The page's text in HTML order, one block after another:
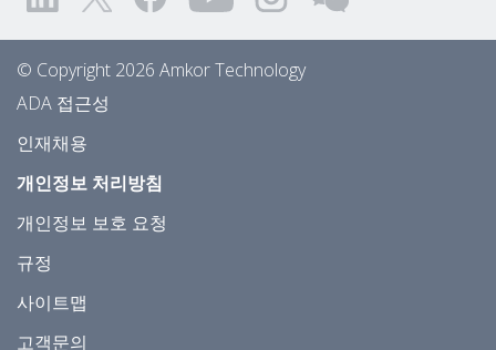
© Copyright 2026 Amkor Technology
ADA 접근성
인재채용
개인정보 처리방침
개인정보 보호 요청
규정
사이트맵
고객문의